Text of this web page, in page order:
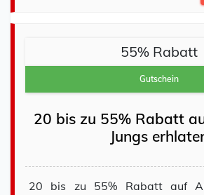
55% Rabatt
Gutschein
20 bis zu 55% Rabatt
Jungs
20 bis zu 55% Rabatt auf